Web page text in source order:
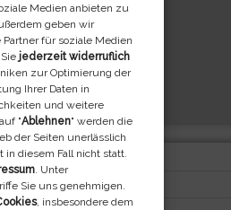
Medien anbieten zu
geben wir
für soziale Medien
jederzeit widerruflich
zur Optimierung der
Ihrer Daten in
und weitere
"Ablehnen" werden die
der Seiten unerlässlich
diesem Fall nicht statt.
. Unter
Sie uns genehmigen.
, insbesondere dem